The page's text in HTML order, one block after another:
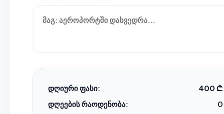
დღიური ფასი:
400 ₾
დღეების რაოდენობა:
0